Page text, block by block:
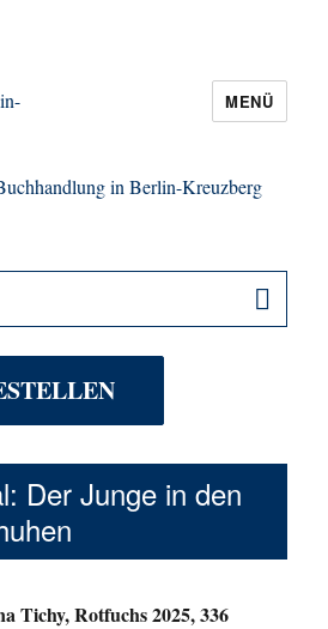
Buchhandlung in
MENÜ
Der Junge in den
Tichy,Rotfuchs 2025, 336